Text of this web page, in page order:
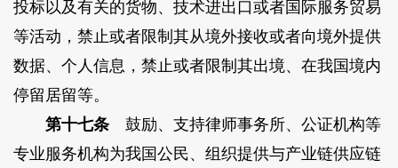
投标以及有关的货物、技术进出口或者国际服务贸易
等活动，禁止或者限制其从境外接收或者向境外提供
数据、个人信息，禁止或者限制其出境、在我国境内
停留居留等。
第十七条鼓励、支持律师事务所、公证机构等
专业服务机构为我国公民、组织提供与产业链供应链